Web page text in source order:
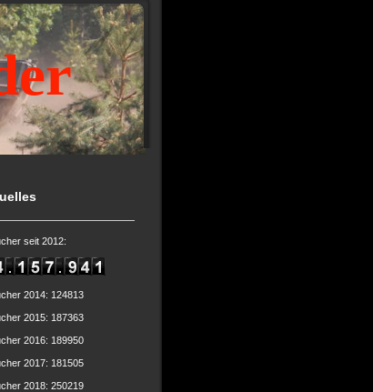
seit 2012:
2014: 124813
2015: 187363
2016: 189950
2017: 181505
2018: 250219